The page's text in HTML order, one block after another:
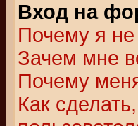
Вход на
Почему я не
Зачем мне
Почему
Как